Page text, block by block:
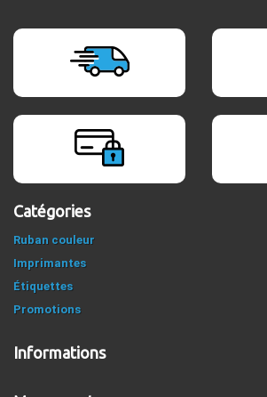
Catégories
Ruban couleur
Imprimantes
Étiquettes
Promotions
Informations